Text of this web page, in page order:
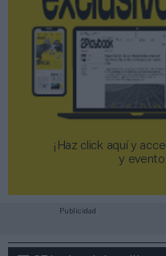
¡Haz click aquí y
y
Publicidad